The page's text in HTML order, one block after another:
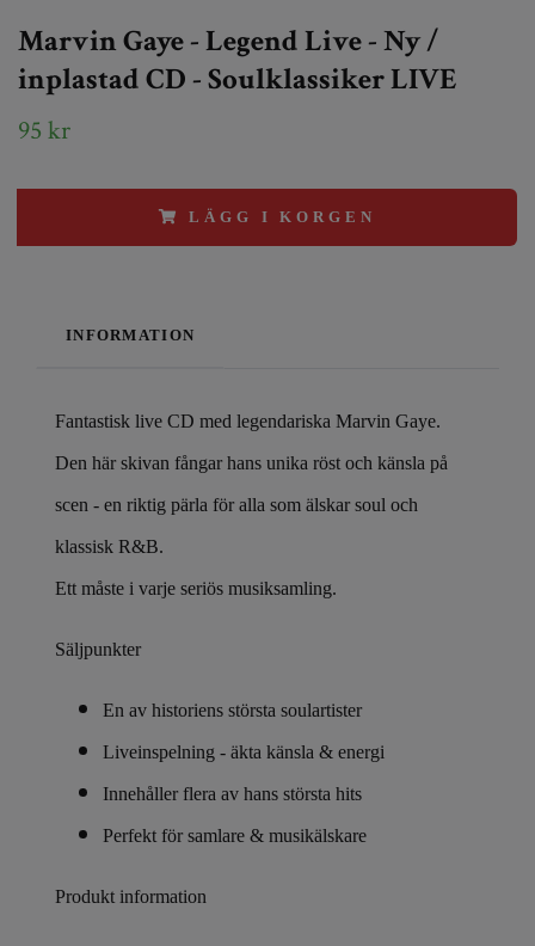
Marvin Gaye - Legend Live - Ny /
inplastad CD - Soulklassiker LIVE
95 kr
LÄGG I KORGEN
INFORMATION
Fantastisk live CD med legendariska Marvin Gaye.
Den här skivan fångar hans unika röst och känsla på
scen - en riktig pärla för alla som älskar soul och
klassisk R&B.
Ett måste i varje seriös musiksamling.
Säljpunkter
En av historiens största soulartister
Liveinspelning - äkta känsla & energi
Innehåller flera av hans största hits
Perfekt för samlare & musikälskare
Produkt information